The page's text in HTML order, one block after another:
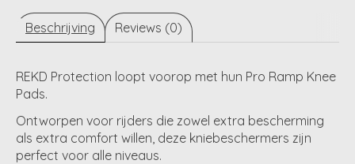
Beschrijving Reviews (0)
REKD Protection loopt voorop met hun Pro Ramp Knee
Pads.
Ontworpen voor rijders die zowel extra bescherming
als extra comfort willen, deze kniebeschermers zijn
perfect voor alle niveaus.